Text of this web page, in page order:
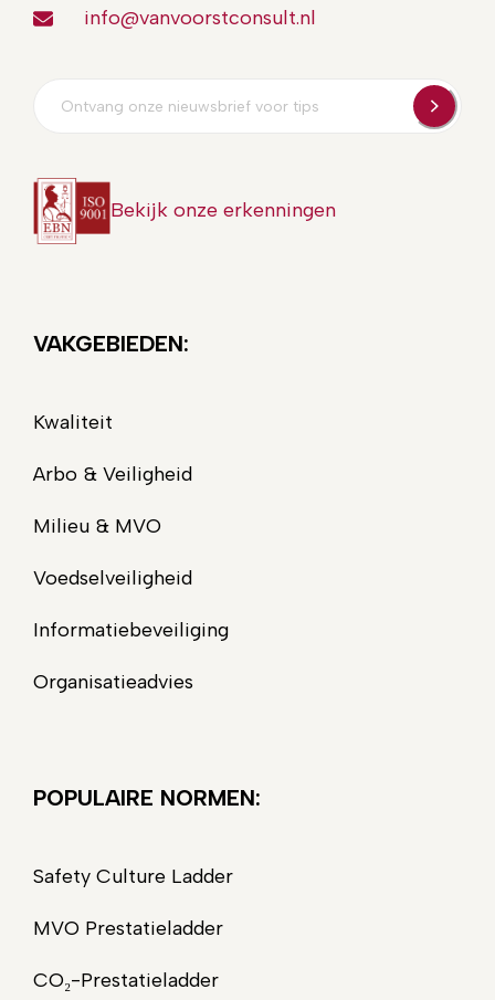
info@vanvoorstconsult.nl
Bekijk onze erkenningen
VAKGEBIEDEN:
Kwaliteit
Arbo & Veiligheid
Milieu & MVO
Voedselveiligheid
Informatiebeveiliging
Organisatieadvies
POPULAIRE NORMEN:
Safety Culture Ladder
MVO Prestatieladder
CO₂-Prestatieladder